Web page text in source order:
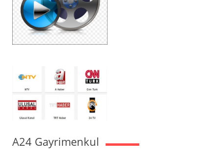
A24 Gayrimenkul